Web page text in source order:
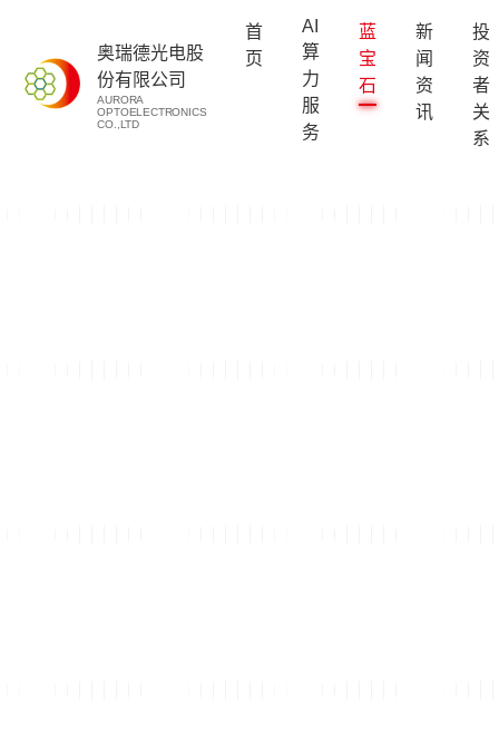
奥瑞德光电股
份有限公司
AURORA
OPTOELECTRONICS
CO.,LTD
首
页
AI
算
力
服
务
蓝
宝
石
新
闻
资
讯
投
资
者
关
系